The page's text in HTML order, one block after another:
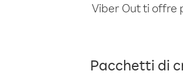
Viber Out ti offre
Pacchetti di